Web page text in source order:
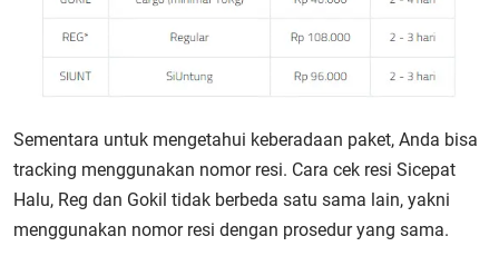
Sementara untuk mengetahui keberadaan paket, Anda bisa
tracking menggunakan nomor resi. Cara cek resi Sicepat
Halu, Reg dan Gokil tidak berbeda satu sama lain, yakni
menggunakan nomor resi dengan prosedur yang sama.